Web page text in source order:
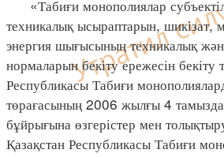
«Табиғи монополиялар
техникалық ысыраптарын, шикізат,
энергия шығысының техникалық
нормаларын бекіту ережесін бекіту
Республикасы Табиғи
төрағасының 2006 жылғы 4
бұйрығына өзгерістер мен
Қазақстан Республикасы Табиғи